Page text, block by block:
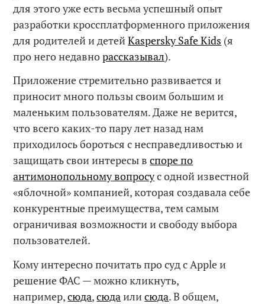
для этого уже есть весьма успешный опыт
разработки кроссплатформенного приложения
для родителей и детейKaspersky Safe Kids (я
про него недавнорассказывал).
Приложение стремительно развивается и
приносит много пользы своим большим и
маленьким пользователям. Даже не верится,
что всего каких-то пару лет назад нам
приходилось бороться с несправедливостью и
защищать свои интересы вспоре по
антимонопольному вопросус одной известной
«яблочной» компанией, которая создавала себе
конкурентные преимущества, тем самым
ограничивая возможности и свободу выбора
пользователей.
Кому интересно почитать про суд с Apple и
решение ФАС — можно кликнуть,
например,сюда,сюдаилисюда. В общем,